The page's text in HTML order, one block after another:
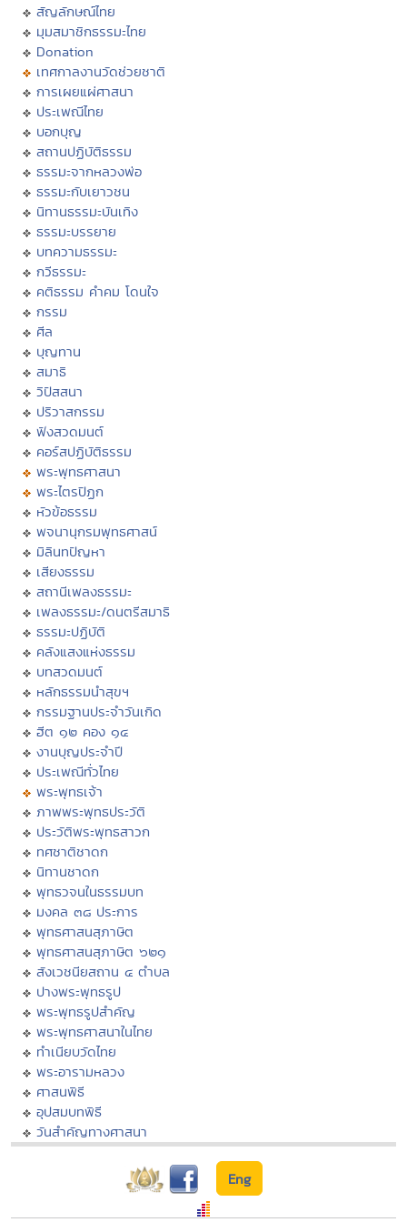
สัญลักษณ์ไทย
มุมสมาชิกธรรมะไทย
Donation
เทศกาลงานวัดช่วยชาติ
การเผยแผ่ศาสนา
ประเพณีไทย
บอกบุญ
สถานปฏิบัติธรรม
ธรรมะจากหลวงพ่อ
ธรรมะกับเยาวชน
นิทานธรรมะบันเทิง
ธรรมะบรรยาย
บทความธรรมะ
กวีธรรมะ
คติธรรม คำคม โดนใจ
กรรม
ศีล
บุญทาน
สมาธิ
วิปัสสนา
ปริวาสกรรม
ฟังสวดมนต์
คอร์สปฏิบัติธรรม
พระพุทธศาสนา
พระไตรปิฏก
หัวข้อธรรม
พจนานุกรมพุทธศาสน์
มิลินทปัญหา
เสียงธรรม
สถานีเพลงธรรมะ
เพลงธรรมะ/ดนตรีสมาธิ
ธรรมะปฏิบัติ
คลังแสงแห่งธรรม
บทสวดมนต์
หลักธรรมนำสุขฯ
กรรมฐานประจำวันเกิด
ฮีต ๑๒ คอง ๑๔
งานบุญประจำปี
ประเพณีทั่วไทย
พระพุทธเจ้า
ภาพพระพุทธประวัติ
ประวัติพระพุทธสาวก
ทศชาติชาดก
นิทานชาดก
พุทธวจนในธรรมบท
มงคล ๓๘ ประการ
พุทธศาสนสุภาษิต
พุทธศาสนสุภาษิต ๖๒๑
สังเวชนียสถาน ๔ ตำบล
ปางพระพุทธรูป
พระพุทธรูปสำคัญ
พระพุทธศาสนาในไทย
ทำเนียบวัดไทย
พระอารามหลวง
ศาสนพิธี
อุปสมบทพิธี
วันสำคัญทางศาสนา
Eng